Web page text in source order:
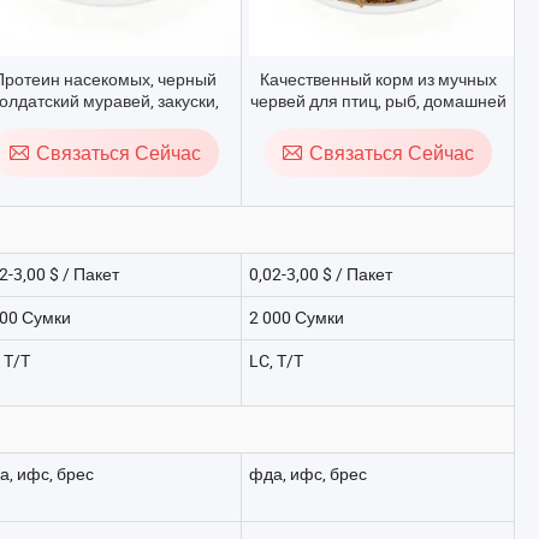
насекомых, черный
муравей, закуски,
корм для птиц, корм
для домашних животных
Связаться Сейчас
Качественный корм из мучных
червей для птиц, рыб, домашней
домашних животных
Связаться Сейчас
3,00 $ / Пакет 0,02-3,00 $ / Пакет
Сумки 2 000 Сумки
T/T LC, T/T
ифс, брес фда, ифс, брес